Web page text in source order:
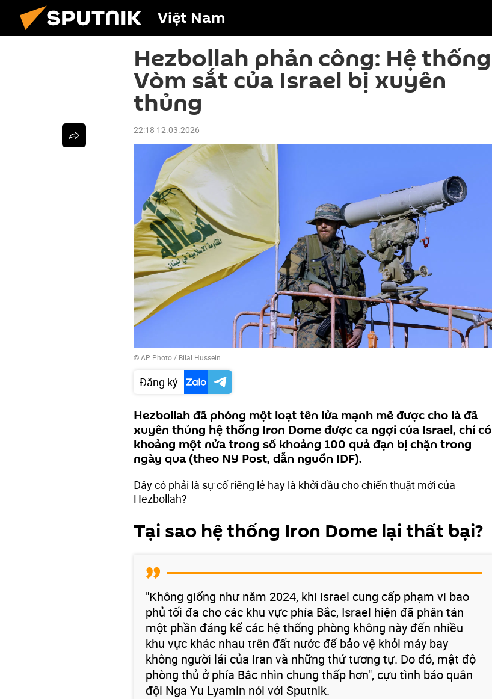
Việt Nam
Hezbollah phản công: Hệ thống
Vòm sắt của Israel bị xuyên
thủng
22:18 12.03.2026
© AP Photo / Bilal Hussein
Đăng ký
Hezbollah đã phóng một loạt tên lửa mạnh mẽ được cho là đã
xuyên thủng hệ thống Iron Dome được ca ngợi của Israel, chỉ có
khoảng một nửa trong số khoảng 100 quả đạn bị chặn trong
ngày qua (theo NY Post, dẫn nguồn IDF).
Đây có phải là sự cố riêng lẻ hay là khởi đầu cho chiến thuật mới của
Hezbollah?
Tại sao hệ thống Iron Dome lại thất bại?
"Không giống như năm 2024, khi Israel cung cấp phạm vi bao
phủ tối đa cho các khu vực phía Bắc, Israel hiện đã phân tán
một phần đáng kể các hệ thống phòng không này đến nhiều
khu vực khác nhau trên đất nước để bảo vệ khỏi máy bay
không người lái của Iran và những thứ tương tự. Do đó, mật độ
phòng thủ ở phía Bắc nhìn chung thấp hơn", cựu tình báo quân
đội Nga Yu Lyamin nói với Sputnik.